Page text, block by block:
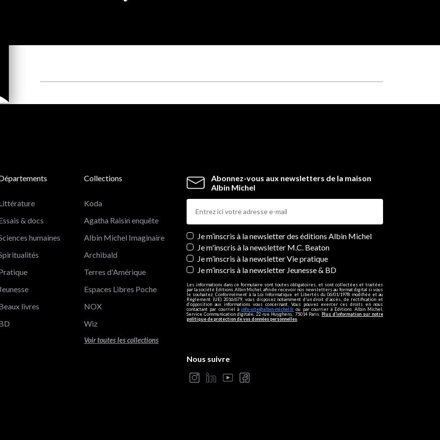
Abonnez-vous aux newsletters de la maison
Albin Michel
Newsletters
Je m’inscris à la newsletter des éditions Albin Michel
Je m'inscris à la newsletter M.C. Beaton
Je m’inscris à la newsletter Vie pratique
Je m’inscris à la newsletter Jeunesse & BD
Les informations dans ce formulaire sont toutes obligatoires, et sont collectées et traitées
par la société Editions Albin Michel, afin de recevoir nos newsletters au format digital si vous
le souhaitez. Conformément à la Loi Informatique et Libertés du 06/01/1978 modifiée et au
Règlement (UE) 2016/679, vous disposez notamment d'un droit d'accès, de rectification et
d’opposition aux informations vous concernant. Vous pouvez exercer ces droits en nous
contactant par courriel àinfo-site@albin-michel.fr ou par courrier à Editions Albin Michel,
Service Communication digitale, 22 rue Huyghens, 75014 Paris. Plus d’information sur notre
politique de protection de vos données personnelles
& docs
humaines
livres
Collections
Koda
Agatha Raisin enquête
Albin Michel Imaginaire
Archibald
Terres d'Amérique
Espaces Libres Poche
NOX
Wiz
Voir toutes les collections
Nous suivre